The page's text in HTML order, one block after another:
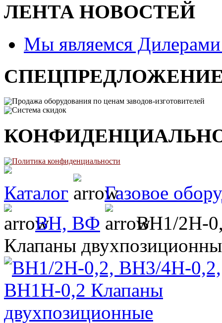
ЛЕНТА НОВОСТЕЙ
Мы являемся
Продажа оборудования по ценам заводов-изготовителей
Система скидок
Политика конфиденциальности
Каталог
Газовое
ВН, ВФ
ВН1/2Н-
Клапаны